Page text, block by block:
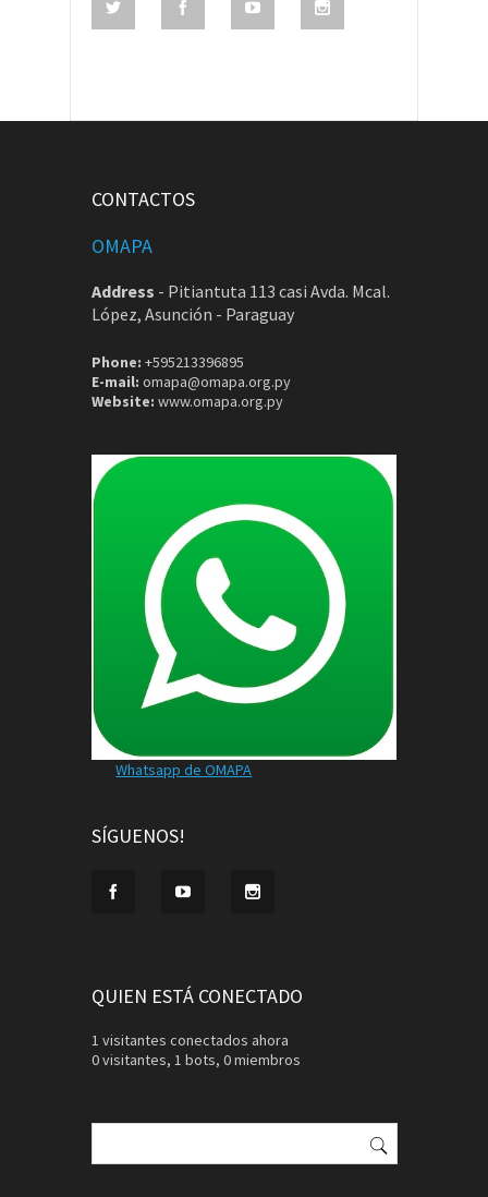
CONTACTOS
OMAPA
Address - Pitiantuta 113 casi Avda. Mcal.
López, Asunción - Paraguay
Phone: +595213396895
E-mail: omapa@omapa.org.py
Website: www.omapa.org.py
Whatsapp de OMAPA
SÍGUENOS!
QUIEN ESTÁ CONECTADO
1 visitantes conectados ahora
0 visitantes, 1 bots, 0 miembros
Buscar: